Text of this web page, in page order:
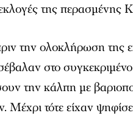
της περασμένης
την ολοκλήρωση της
στο
την κάλπη με
τότε είχαν